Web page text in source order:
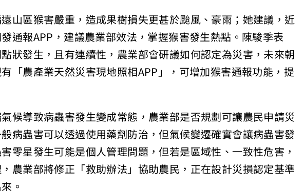
山區猴害嚴重，造成果樹損失更甚於颱風、豪雨；她建議，近
通報APP，建議農業部效法，掌握猴害發生熱點。陳駿季表
狀發生，且有連續性，農業部會研議如何認定為災害，未來朝
「農產業天然災害現地照相APP」，可增加猴害通報功能，提
候導致病蟲害發生變成常態，農業部是否規劃可讓農民申請災
病蟲害可以透過使用藥劑防治，但氣候變遷確實會讓病蟲害發
零星發生可能是個人管理問題，但若是區域性、一致性危害，
農業部將修正「救助辦法」協助農民，正在設計災損認定基準